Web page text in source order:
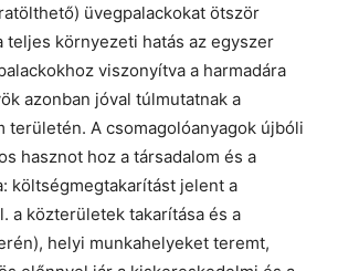
üvegpalackokat ötször
teljes környezeti hatás az egyszer
viszonyítva a harmadára
azonban jóval túlmutatnak a
területén. A csomagolóanyagok újbóli
hasznot hoz a társadalom és a
költségmegtakarítást jelent a
a közterületek takarítása és a
helyi munkahelyeket teremt,
Mr wAIste
ma?